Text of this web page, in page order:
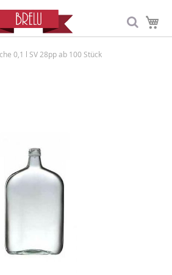
0,1 l SV 28pp ab 100 Stück